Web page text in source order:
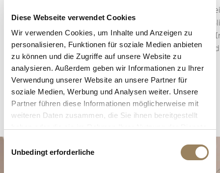
Diese Webseite verwendet Cookies
Wir verwenden Cookies, um Inhalte und Anzeigen zu
personalisieren, Funktionen für soziale Medien anbieten
zu können und die Zugriffe auf unsere Website zu
analysieren. Außerdem geben wir Informationen zu Ihrer
Verwendung unserer Website an unsere Partner für
soziale Medien, Werbung und Analysen weiter. Unsere
Partner führen diese Informationen möglicherweise mit
weiteren Daten zusammen, die Sie ihnen bereitgestellt
Unbedingt erforderliche
eines zentralen Sekundenzeigers oder einer
dezentral angeordneten kleinen Sekunde
erscheinen, die in die Architektur des Zifferblatts
integriert ist.
einen
ersten
präzise
auch in